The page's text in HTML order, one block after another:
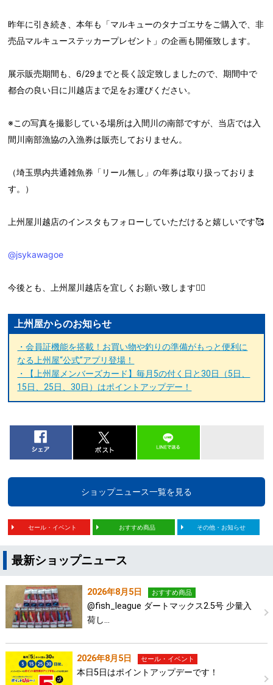
昨年に引き続き、本年も「マルキューのタナゴエサをご購入で、非
売品マルキューステッカープレゼント」の企画も開催致します。
展示販売期間も、6/29までと長く設定致しましたので、期間中で
都合の良い日に川越店まで足をお運びください。
※この写真を撮影している場所は入間川の南部ですが、当店では入
間川南部漁協の入漁券は販売しておりません。
（埼玉県内共通雑魚券「リール無し」の年券は取り扱っておりま
す。）
上州屋川越店のインスタもフォローしていただけると嬉しいです🥰
@jsykawagoe
今後とも、上州屋川越店を宜しくお願い致します🙇‍♂️
上州屋からのお知らせ
・会員証機能を搭載！お買い物や釣りの準備がもっと便利に
なる上州屋“公式”アプリ登場！
・【上州屋メンバーズカード】毎月5の付く日と30日（5日、
15日、25日、30日）はポイントアップデー！
ショップニュース一覧を見る
セール・イベント おすすめ商品 その他・お知らせ
最新ショップニュース
2026年8月5日 おすすめ商品
@fish_league ダートマックス2.5号 少量入
荷し…
2026年8月5日 セール・イベント
本日5日はポイントアップデーです！